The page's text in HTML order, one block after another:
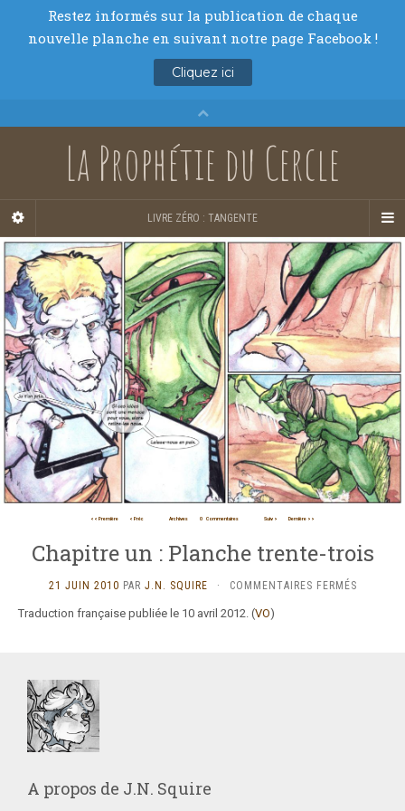
La Prophétie du Cercle
LIVRE ZÉRO : TANGENTE
<< Première < Préc Archives 0 Commentaires Suiv > Dernière >>
Chapitre un : Planche trente-trois
21 JUIN 2010 PAR J.N. SQUIRE · COMMENTAIRES FERMÉSSUR
Traduction française publiée le 10 avril 2012. (VO)
A propos de J.N. Squire